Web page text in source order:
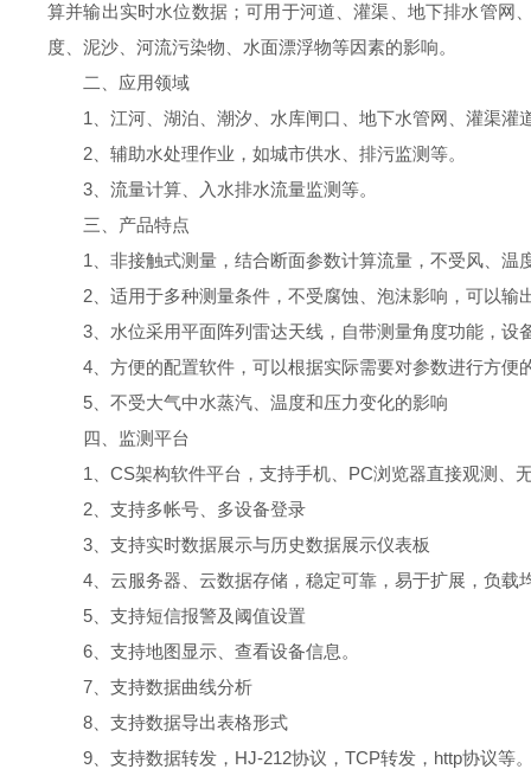
算并输出实时水位数据；可用于河道、灌渠、地下排水管网
度、泥沙、河流污染物、水面漂浮物等因素的影响。
二、应用领域
1、江河、湖泊、潮汐、水库闸口、地下水管网、灌渠灌
2、辅助水处理作业，如城市供水、排污监测等。
3、流量计算、入水排水流量监测等。
三、产品特点
1、非接触式测量，结合断面参数计算流量，不受风、温
2、适用于多种测量条件，不受腐蚀、泡沫影响，可以输
3、水位采用平面阵列雷达天线，自带测量角度功能，设
4、方便的配置软件，可以根据实际需要对参数进行方便
5、不受大气中水蒸汽、温度和压力变化的影响
四、监测平台
1、CS架构软件平台，支持手机、PC浏览器直接观测、
2、支持多帐号、多设备登录
3、支持实时数据展示与历史数据展示仪表板
4、云服务器、云数据存储，稳定可靠，易于扩展，负载
5、支持短信报警及阈值设置
6、支持地图显示、查看设备信息。
7、支持数据曲线分析
8、支持数据导出表格形式
9、支持数据转发，HJ-212协议，TCP转发，http协议等